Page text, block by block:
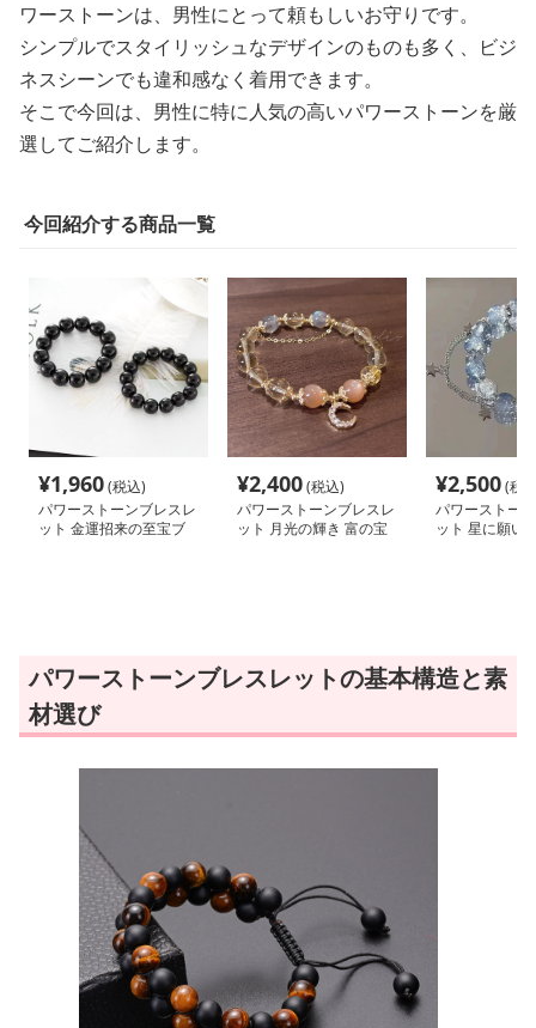
ワーストーンは、男性にとって頼もしいお守りです。
シンプルでスタイリッシュなデザインのものも多く、ビジ
ネスシーンでも違和感なく着用できます。
そこで今回は、男性に特に人気の高いパワーストーンを厳
選してご紹介します。
今回紹介する商品一覧
¥1,960(税込)
パワーストーンブレスレ
ット 金運招来の至宝ブ
¥2,400(税込)
パワーストーンブレスレ
ット 月光の輝き 富の宝
¥2,500(税
パワーストー
ット 星に願い
パワーストーンブレスレットの基本構造と素
材選び